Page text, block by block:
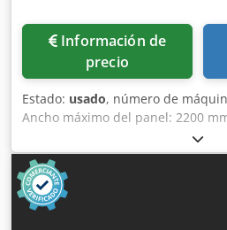
Información de
precio
Estado: usado, número de
Ancho máximo del panel: 2200
panel: 4300 mm Diámetro
principal: 120 mm Número de
Segundo tope flexible: sí
giratoria: sí Sistema de carga para